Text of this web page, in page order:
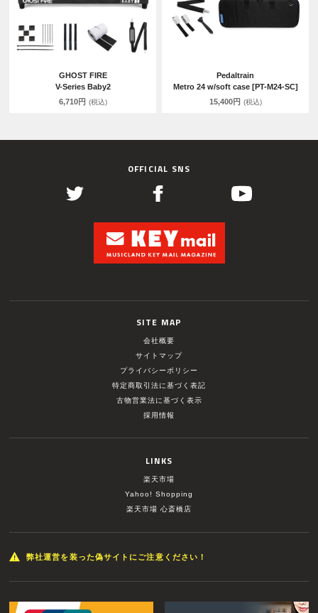
GHOST FIRE
V-Series Baby2
6,710円 (税込)
Pedaltrain
Metro 24 w/soft case [PT-M24-SC]
15,400円 (税込)
OFFICIAL SNS
SITE MAP
会社概要
サイトマップ
プライバシーポリシー
特定商取引法に基づく表記
古物営業法に基づく表示
採用情報
LINKS
楽天市場
Yahoo! Shopping
楽天市場 心斎橋店
弊社運営を装った偽サイトにご注意ください！